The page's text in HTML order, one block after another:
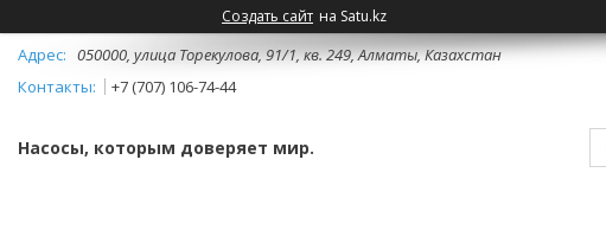
Создать сайт на Satu.kz
050000, улица Торекулова, 91/1, кв. 249, Алматы, Казахстан
+7 (707) 106-74-44
Насосы, которым доверяет мир.